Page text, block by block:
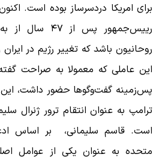
برای امریکا دردسرساز بوده است.
رییس‌جمهور پس
روحانیون باشد که تغییر رژیم در
این عاملی که معمولا به‌ صراحت
پس‌زمینه گفت‌وگوها حضور داشت، این
است. قاسم سلیمانی، بر اساس
متحده به عنوان یکی از عوامل